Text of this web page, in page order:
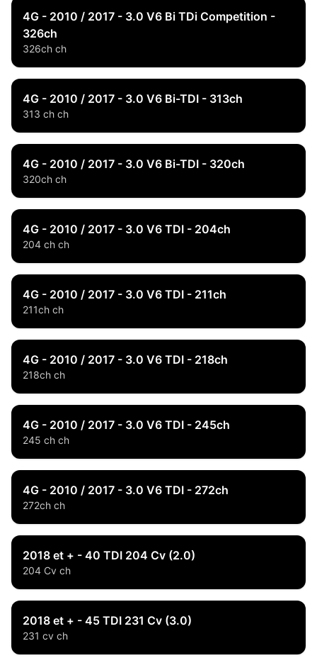
4G - 2010 / 2017 - 3.0 V6 Bi TDi Competition -
326ch
326ch ch
4G - 2010 / 2017 - 3.0 V6 Bi-TDI - 313ch
313 ch ch
4G - 2010 / 2017 - 3.0 V6 Bi-TDI - 320ch
320ch ch
4G - 2010 / 2017 - 3.0 V6 TDI - 204ch
204 ch ch
4G - 2010 / 2017 - 3.0 V6 TDI - 211ch
211ch ch
4G - 2010 / 2017 - 3.0 V6 TDI - 218ch
218ch ch
4G - 2010 / 2017 - 3.0 V6 TDI - 245ch
245 ch ch
4G - 2010 / 2017 - 3.0 V6 TDI - 272ch
272ch ch
2018 et + - 40 TDI 204 Cv (2.0)
204 Cv ch
2018 et + - 45 TDI 231 Cv (3.0)
231 cv ch